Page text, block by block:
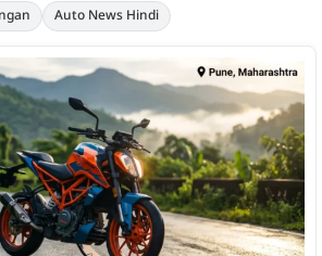
Auto News Hindi